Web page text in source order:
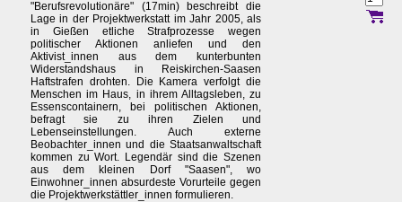
"Berufsrevolutionäre" (17min) beschreibt die
Lage in der Projektwerkstatt im Jahr 2005, als
in Gießen etliche Strafprozesse wegen
politischer Aktionen anliefen und den
Aktivist_innen aus dem kunterbunten
Widerstandshaus in Reiskirchen-Saasen
Haftstrafen drohten. Die Kamera verfolgt die
Menschen im Haus, in ihrem Alltagsleben, zu
Essenscontainern, bei politischen Aktionen,
befragt sie zu ihren Zielen und
Lebenseinstellungen. Auch externe
Beobachter_innen und die Staatsanwaltschaft
kommen zu Wort. Legendär sind die Szenen
aus dem kleinen Dorf "Saasen", wo
Einwohner_innen absurdeste Vorurteile gegen
die Projektwerkstättler_innen formulieren.